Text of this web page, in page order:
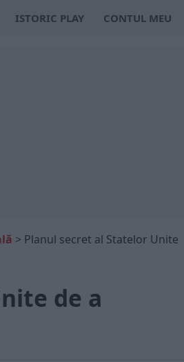
ISTORIC PLAY CONTUL MEU
> Planul secret al Statelor Unite
de a